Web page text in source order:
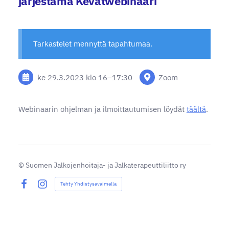
Tarkastelet mennyttä tapahtumaa.
ke 29.3.2023 klo 16–17:30 Zoom
Webinaarin ohjelman ja ilmoittautumisen löydät täältä.
© Suomen Jalkojenhoitaja- ja Jalkaterapeuttiliitto ry
Instagram
Tehty Yhdistysavaimella